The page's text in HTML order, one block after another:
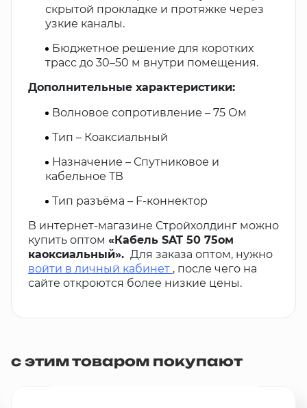
скрытой прокладке и протяжке через
узкие каналы.
Бюджетное решение для коротких
трасс до 30–50 м внутри помещения.
Дополнительные характеристики:
Волновое сопротивление – 75 Ом
Тип – Коаксиальный
Назначение – Спутниковое и
кабельное ТВ
Тип разъёма – F-коннектор
В интернет-магазине Стройхолдинг можно
купить оптом «Кабель SAT 50 75ом
каоксиальный». Для заказа оптом, нужно
войти в личный кабинет , после чего на
сайте откроются более низкие цены.
с этим товаром покупают